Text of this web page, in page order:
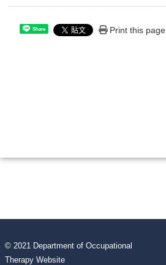
Share Print this page
© 2021 Department of Occupational
Therapy Website